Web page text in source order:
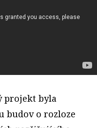
projekt byla
budov o rozloze